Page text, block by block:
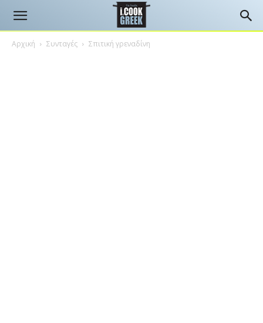
Αρχική Συνταγές Σπιτική γρεναδίνη